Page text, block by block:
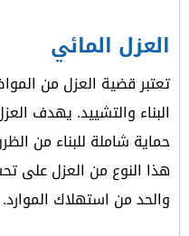
العزل المائي
تعتبر قضية العزل من
البناء والتشييد. يهدف
حماية شاملة للبناء من
هذا النوع من العزل على
والحد من استهلاك الموارد.